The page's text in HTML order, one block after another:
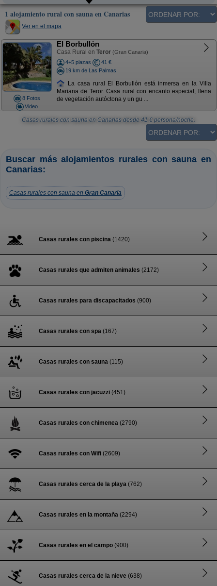
1 alojamiento rural con sauna en Canarias
Ver en el mapa
8 Fotos
Video
El Borbullón
Casa Rural en Teror (Gran Canaria)
4+5 plazas
41 €
19 km de Las Palmas
La casa rural El Borbullón está inmersa en la Villa
Mariana de Teror. Casa rural con encanto especial, llena
de vegetación autóctona y un gu ...
Casas rurales con sauna en Canarias desde 41 € persona/noche.
Buscar más alojamientos rurales con sauna en
Canarias:
Casas rurales con sauna en Gran Canaria
Casas rurales con piscina (1420)
Casas rurales que admiten animales (2172)
Casas rurales para discapacitados (900)
Casas rurales con spa (167)
Casas rurales con sauna (115)
Casas rurales con jacuzzi (451)
Casas rurales con chimenea (2790)
Casas rurales con Wifi (2609)
Casas rurales cerca de la playa (762)
Casas rurales en la montaña (2294)
Casas rurales en el campo (900)
Casas rurales cerca de la nieve (638)